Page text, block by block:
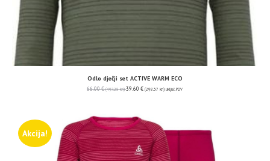
Odlo dječji set ACTIVE WARM ECO
66.00€ (497.28 kn) 39.60 € (298.37 kn) uključ. PDV
Akcija!